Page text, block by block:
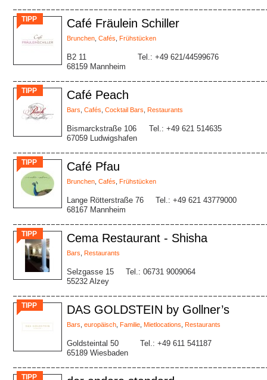
TIPP Café Fräulein Schiller
Brunchen Cafés Frühstücken
B2 11
68159 Mannheim
Tel.: +49 621/44599676
TIPP Café Peach
Bars Cafés Cocktail Bars Restaurants
Bismarckstraße 106
67059 Ludwigshafen
Tel.: +49 621 514635
TIPP Café Pfau
Brunchen Cafés Frühstücken
Lange Rötterstraße 76
68167 Mannheim
Tel.: +49 621 43779000
TIPP Cema Restaurant - Shisha
Bars Restaurants
Selzgasse 15
55232 Alzey
Tel.: 06731 9009064
TIPP DAS GOLDSTEIN by Gollner’s
Bars europäisch Familie Mietlocations Restaurants
Goldsteintal 50
65189 Wiesbaden
Tel.: +49 611 541187
TIPP